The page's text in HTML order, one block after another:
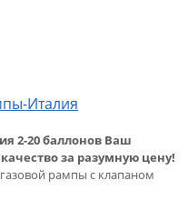
Италия
2-20 баллонов Ваш
за разумную цену!
газовой рампы с клапаном